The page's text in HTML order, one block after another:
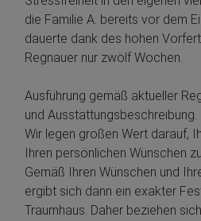
die Familie A. bereits vor dem
dauerte dank des hohen
Regnauer nur zwölf Wochen.
Ausführung gemäß aktueller
und Ausstattungsbeschreibung.
Wir legen großen Wert darauf,
Ihren persönlichen Wünschen
Gemäß Ihren Wünschen und
ergibt sich dann ein exakter
Traumhaus. Daher beziehen